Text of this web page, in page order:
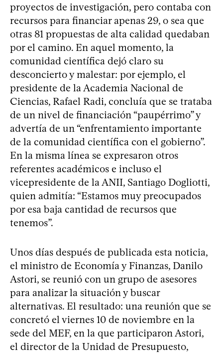
proyectos de investigación, pero contaba con
recursos para financiar apenas 29, o sea que
otras 81 propuestas de alta calidad quedaban
por el camino. En aquel momento, la
comunidad científica dejó claro su
desconcierto y malestar: por ejemplo, el
presidente de la Academia Nacional de
Ciencias, Rafael Radi, concluía que se trataba
de un nivel de financiación “paupérrimo” y
advertía de un “enfrentamiento importante
de la comunidad científica con el gobierno”.
En la misma línea se expresaron otros
referentes académicos e incluso el
vicepresidente de la ANII, Santiago Dogliotti,
quien admitía: “Estamos muy preocupados
por esa baja cantidad de recursos que
tenemos”.
Unos días después de publicada esta noticia,
el ministro de Economía y Finanzas, Danilo
Astori, se reunió con un grupo de asesores
para analizar la situación y buscar
alternativas. El resultado: una reunión que se
concretó el viernes 10 de noviembre en la
sede del MEF, en la que participaron Astori,
el director de la Unidad de Presupuesto,